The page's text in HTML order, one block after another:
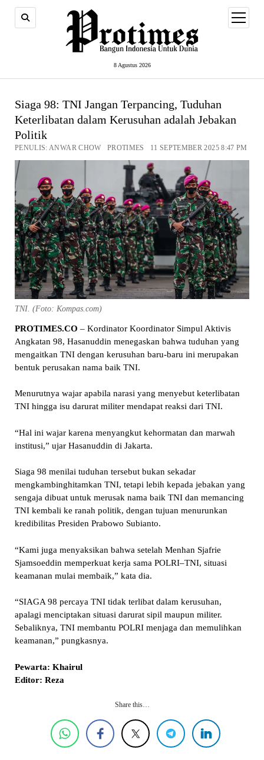
8 Agustus 2026
open
menu
Siaga 98: TNI Jangan Terpancing, Tuduhan
Keterlibatan dalam Kerusuhan adalah Jebakan
Politik
PENULIS: ANWAR CHOW PROTIMES 11 SEPTEMBER 2025 8:47 PM
TNI. (Foto: Kompas.com)
PROTIMES.CO – Kordinator Koordinator Simpul Aktivis
Angkatan 98, Hasanuddin menegaskan bahwa tuduhan yang
mengaitkan TNI dengan kerusuhan baru-baru ini merupakan
bentuk perusakan nama baik TNI.
Menurutnya wajar apabila narasi yang menyebut keterlibatan
TNI hingga isu darurat militer mendapat reaksi dari TNI.
“Hal ini wajar karena menyangkut kehormatan dan marwah
institusi,” ujar Hasanuddin di Jakarta.
Siaga 98 menilai tuduhan tersebut bukan sekadar
mengkambinghitamkan TNI, tetapi lebih kepada jebakan yang
sengaja dibuat untuk merusak nama baik TNI dan memancing
TNI kembali ke ranah politik, dengan tujuan menurunkan
kredibilitas Presiden Prabowo Subianto.
“Kami juga menyaksikan bahwa setelah Menhan Sjafrie
Sjamsoeddin memperkuat kerja sama POLRI–TNI, situasi
keamanan mulai membaik,” kata dia.
“SIAGA 98 percaya TNI tidak terlibat dalam kerusuhan,
apalagi menciptakan situasi darurat sipil maupun militer.
Sebaliknya, TNI membantu POLRI menjaga dan memulihkan
keamanan,” pungkasnya.
Pewarta: Khairul
Editor: Reza
Share this…